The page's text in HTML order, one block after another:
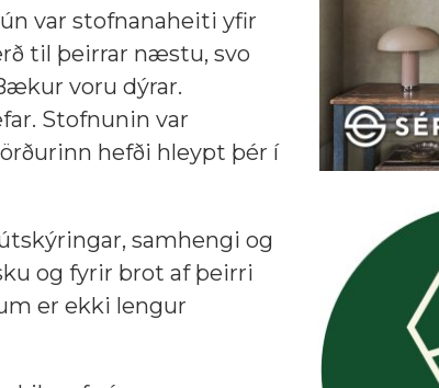
var stofnanaheiti yfir
til þeirrar næstu, svo
voru dýrar.
Stofnunin var
hefði hleypt þér í
samhengi og
og fyrir brot af þeirri
er ekki lengur